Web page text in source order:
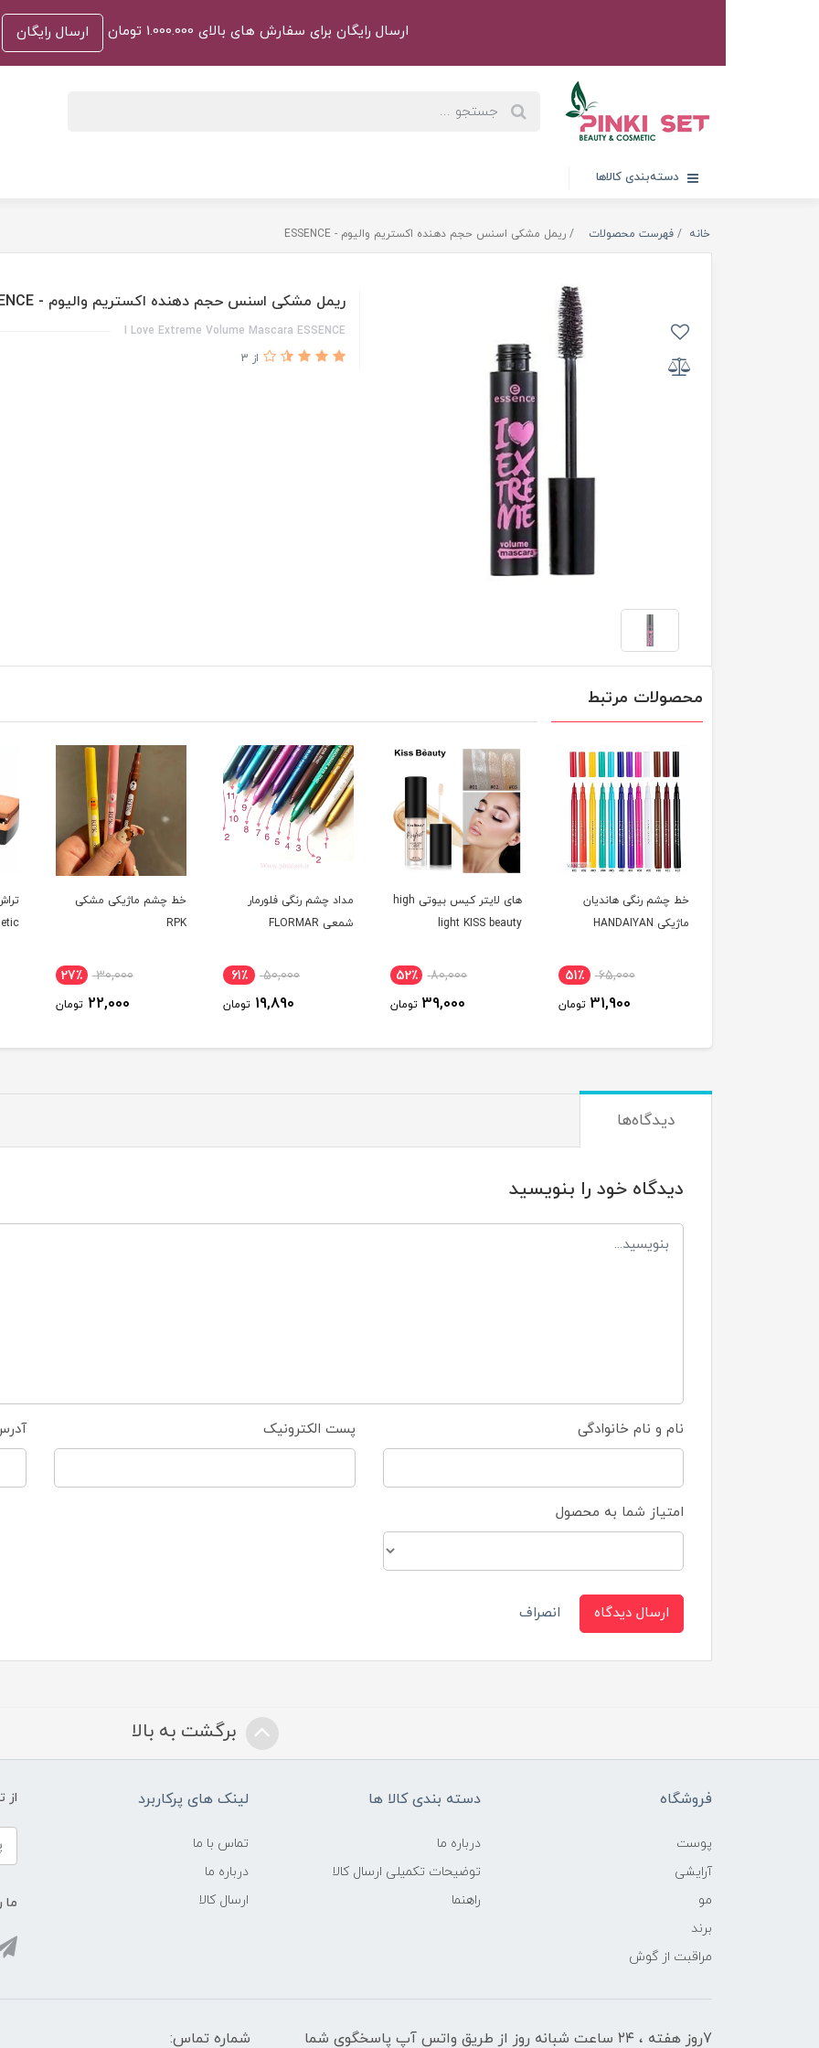
ارسال رایگان برای سفارش های بالای 1.000.000 تومان ارسال رایگان
دسته‌بندی کالاها
خانه فهرست محصولات ریمل مشکی اسنس حجم دهنده اکستریم والیوم - ESSENCE
ریمل مشکی اسنس حجم دهنده اکستریم والیوم - ESSENCE
I Love Extreme Volume Mascara ESSENCE
از 3
محصولات مرتبط
خط چشم رنگی هاندیان
ماژیکی HANDAIYAN
65,000 51٪
31,900 تومان
های لایتر کیس بیوتی high
light KISS beauty
80,000 52٪
39,000 تومان
مداد چشم رنگی فلورمار
شمعی FLORMAR
50,000 61٪
19,890 تومان
خط چشم ماژیکی مشکی
RPK
30,000 27٪
22,000 تومان
دیدگاه‌ها
دیدگاه خود را بنویسید
نام و نام خانوادگی پست الکترونیک
امتیاز شما به محصول
ارسال دیدگاه انصراف
برگشت به بالا
فروشگاه
پوست
آرایشی
مو
برند
مراقبت از گوش
دسته بندی کالا ها
درباره ما
توضیحات تکمیلی ارسال کالا
راهنما
لینک های پرکاربرد
تماس با ما
درباره ما
ارسال کالا
از
ما
7روز هفته ، ۲۴ ساعت شبانه‌ روز از طریق واتس آپ پاسخگوی شما شماره تماس: